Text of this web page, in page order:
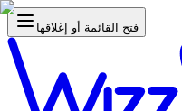
فتح القائمة أو إغلاقها